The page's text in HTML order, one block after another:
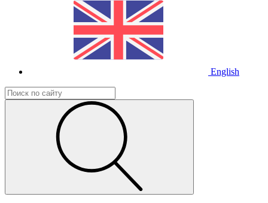
English